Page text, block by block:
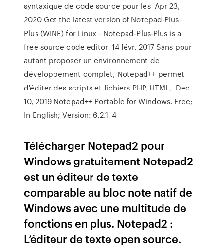
syntaxique de code source pour les Apr 23,
2020 Get the latest version of Notepad-Plus-
Plus (WINE) for Linux - Notepad-Plus-Plus is a
free source code editor. 14 févr. 2017 Sans pour
autant proposer un environnement de
développement complet, Notepad++ permet
d'éditer des scripts et fichiers PHP, HTML, Dec
10, 2019 Notepad++ Portable for Windows. Free;
In English; Version: 6.2.1. 4
Télécharger Notepad2 pour
Windows gratuitement Notepad2
est un éditeur de texte
comparable au bloc note natif de
Windows avec une multitude de
fonctions en plus. Notepad2 :
L’éditeur de texte open source.